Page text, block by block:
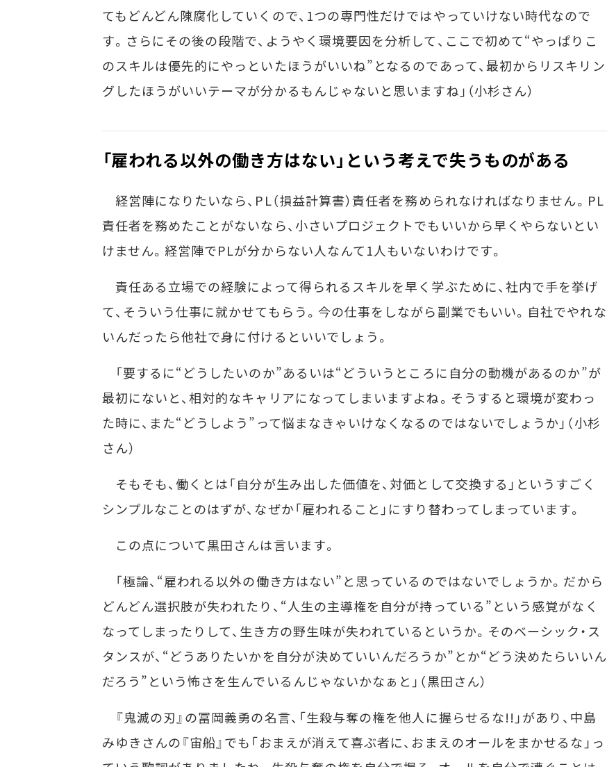
てもどんどん陳腐化していくので、1つの専門性だけではやっていけない時代なので
す。さらにその後の段階で、ようやく環境要因を分析して、ここで初めて“やっぱりこ
のスキルは優先的にやっといたほうがいいね”となるのであって、最初からリスキリン
グしたほうがいいテーマが分かるもんじゃないと思いますね」（小杉さん）
「雇われる以外の働き方はない」という考えで失うものがある
経営陣になりたいなら、PL（損益計算書）責任者を務められなければなりません。PL
責任者を務めたことがないなら、小さいプロジェクトでもいいから早くやらないとい
けません。経営陣でPLが分からない人なんて1人もいないわけです。
責任ある立場での経験によって得られるスキルを早く学ぶために、社内で手を挙げ
て、そういう仕事に就かせてもらう。今の仕事をしながら副業でもいい。自社でやれな
いんだったら他社で身に付けるといいでしょう。
「要するに“どうしたいのか”あるいは“どういうところに自分の動機があるのか”が
最初にないと、相対的なキャリアになってしまいますよね。そうすると環境が変わっ
た時に、また“どうしよう”って悩まなきゃいけなくなるのではないでしょうか」（小杉
さん）
そもそも、働くとは「自分が生み出した価値を、対価として交換する」というすごく
シンプルなことのはずが、なぜか「雇われること」にすり替わってしまっています。
この点について黒田さんは言います。
「極論、“雇われる以外の働き方はない”と思っているのではないでしょうか。だから
どんどん選択肢が失われたり、“人生の主導権を自分が持っている”という感覚がなく
なってしまったりして、生き方の野生味が失われているというか。そのベーシック・ス
タンスが、“どうありたいかを自分が決めていいんだろうか”とか“どう決めたらいいん
だろう”という怖さを生んでいるんじゃないかなぁと」（黒田さん）
『鬼滅の刃』の冨岡義勇の名言、「生殺与奪の権を他人に握らせるな!!」があり、中島
みゆきさんの『宙船』でも「おまえが消えて喜ぶ者に、おまえのオールをまかせるな」っ